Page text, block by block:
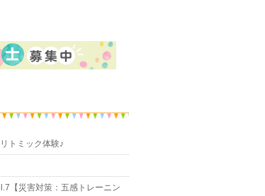
トミック体験♪
【災害対策：五感トレーニン